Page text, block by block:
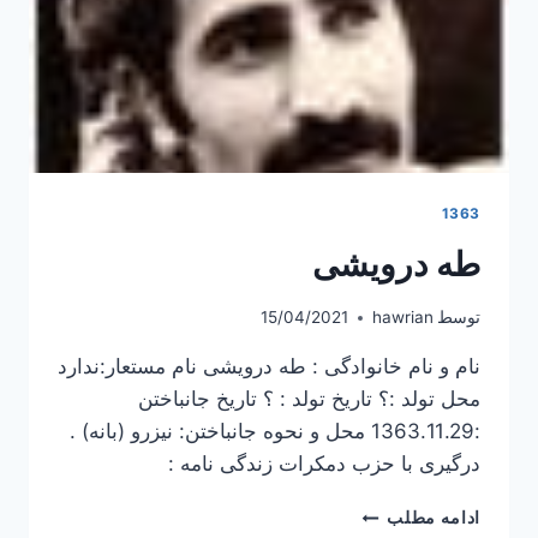
1363
طه درویشی
توسط hawrian
15/04/2021
نام و نام خانوادگی : طه درویشی نام مستعار:ندارد
محل تولد :؟ تاریخ تولد : ؟ تاریخ جانباختن
:1363.11.29 محل و نحوه جانباختن: نیزرو (بانه) .
درگیری با حزب دمکرات زندگی نامه :
ادامه مطلب طه